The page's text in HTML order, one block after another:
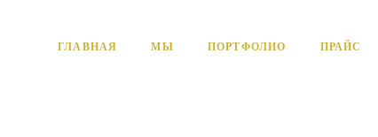
ГЛАВНАЯ МЫ ПОРТФОЛИО ПРАЙС